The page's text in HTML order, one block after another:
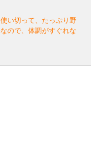
い切って、たっぷり野
ので、体調がすぐれな